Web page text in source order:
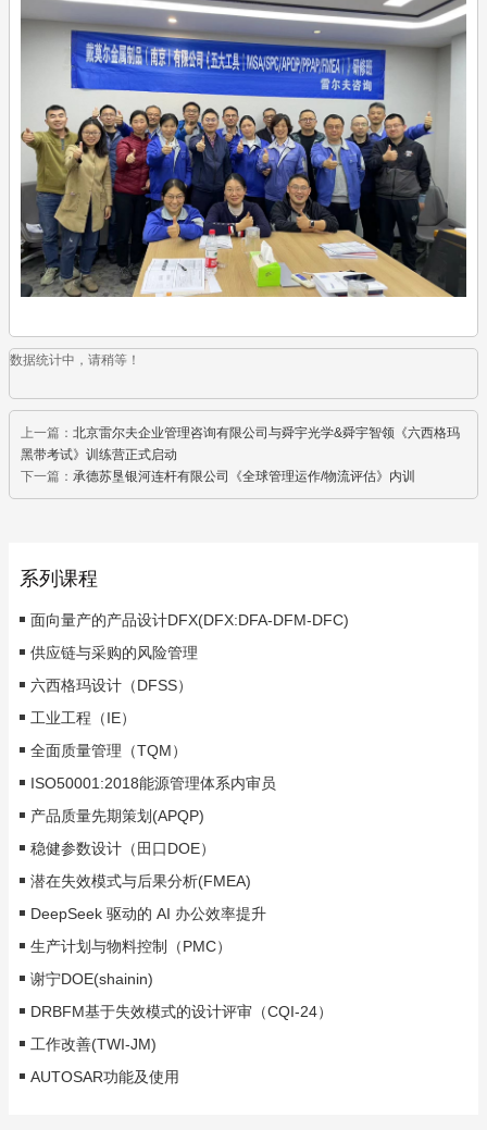
数据统计中，请稍等！
上一篇： 北京雷尔夫企业管理咨询有限公司与舜宇光学&舜宇智领《六西格玛
黑带考试》训练营正式启动
下一篇： 承德苏垦银河连杆有限公司《全球管理运作/物流评估》内训
系列课程
面向量产的产品设计DFX(DFX:DFA-DFM-DFC)
供应链与采购的风险管理
六西格玛设计（DFSS）
工业工程（IE）
全面质量管理（TQM）
ISO50001:2018能源管理体系内审员
产品质量先期策划(APQP)
稳健参数设计（田口DOE）
潜在失效模式与后果分析(FMEA)
DeepSeek 驱动的 AI 办公效率提升
生产计划与物料控制（PMC）
谢宁DOE(shainin)
DRBFM基于失效模式的设计评审（CQI-24）
工作改善(TWI-JM)
AUTOSAR功能及使用